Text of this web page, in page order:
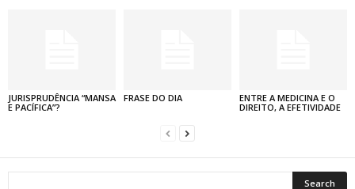
JURISPRUDÊNCIA “MANSA
E PACÍFICA”?
FRASE DO DIA
ENTRE A MEDICINA E O
DIREITO, A EFETIVIDADE